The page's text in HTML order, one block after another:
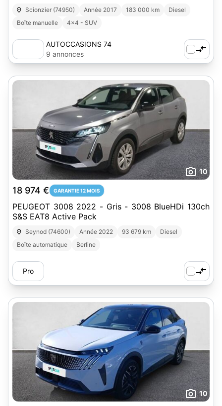
Scionzier (74950) Année 2017 183 000 km
Diesel
Boîte manuelle
4x4 - SUV
AUTOCCASIONS 74
9 annonces
10
18 974 € GARANTIE 12 MOIS
PEUGEOT 3008 2022 - Gris - 3008 BlueHDi 130ch
S&S EAT8 Active Pack
Seynod (74600) Année 2022 93 679 km
Diesel
Boîte automatique
Berline
Pro
10